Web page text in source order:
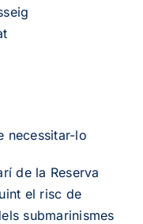
necessitar-lo
de la Reserva
el risc de
submarinismes